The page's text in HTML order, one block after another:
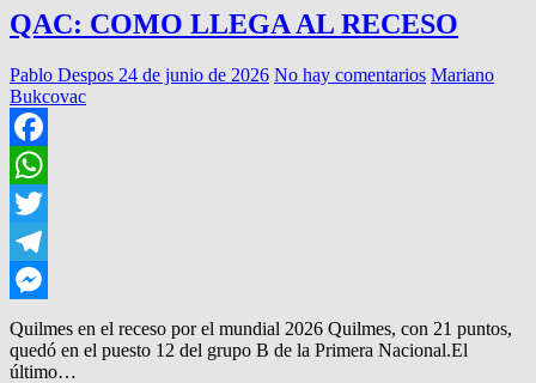
QAC: COMO LLEGA AL RECESO
Pablo Despos 24 de junio de 2026 No hay comentarios Mariano
Bukcovac
Facebook
WhatsApp
Twitter
Telegram
Messenger
Quilmes en el receso por el mundial 2026 Quilmes, con 21 puntos,
quedó en el puesto 12 del grupo B de la Primera Nacional.El
último…